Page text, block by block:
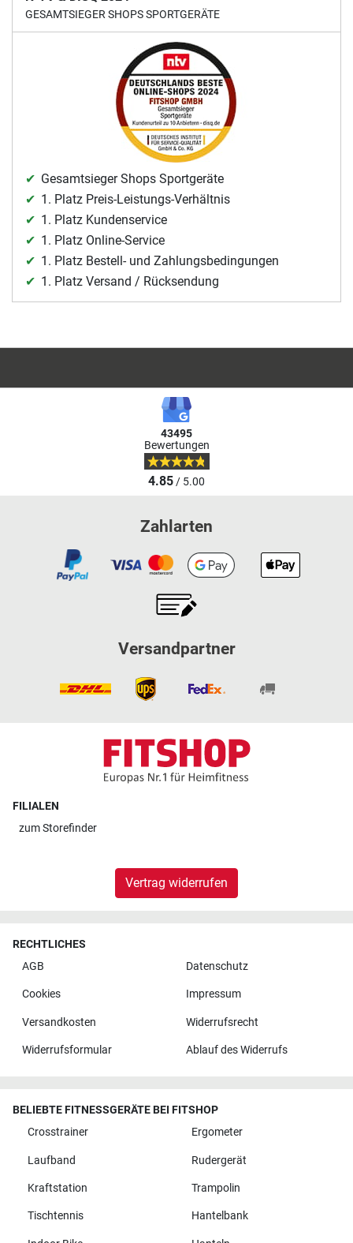
GESAMTSIEGER SHOPS SPORTGERÄTE
Gesamtsieger Shops Sportgeräte
1. Platz Preis-Leistungs-Verhältnis
1. Platz Kundenservice
1. Platz Online-Service
1. Platz Bestell- und Zahlungsbedingungen
1. Platz Versand / Rücksendung
43495
Bewertungen
4.85/ 5.00
Zahlarten
Versandpartner
FILIALEN
zumStorefinder
Vertrag widerrufen
RECHTLICHES
AGB
Datenschutz
Cookies Impressum
Versandkosten Widerrufsrecht
Widerrufsformular Ablauf des Widerrufs
BELIEBTE FITNESSGERÄTE BEI FITSHOP
Crosstrainer
Ergometer
Laufband Rudergerät
Kraftstation Trampolin
Tischtennis Hantelbank